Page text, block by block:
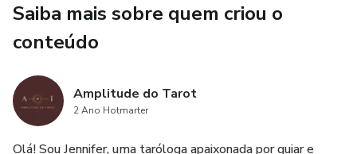
situações ou eventos externos que podem ter impacto na
vida do consulente.
6. Casa 6 - O Caminho: representa as escolhas e
oportunidades existentes para o consulente.
Saiba mais sobre quem criou o
conteúdo
Amplitude do Tarot
2 Ano Hotmarter
Olá! Sou Jennifer, uma taróloga apaixonada por guiar e